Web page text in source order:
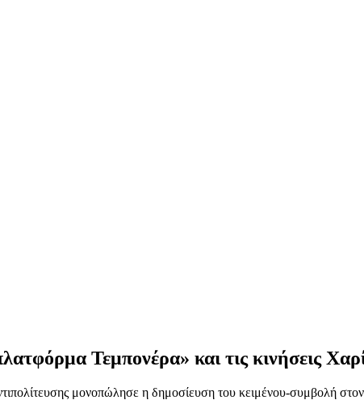
Τεμπονέρα» και τις κινήσεις
μονοπώλησε η δημοσίευση του κειμένου-συμβολή